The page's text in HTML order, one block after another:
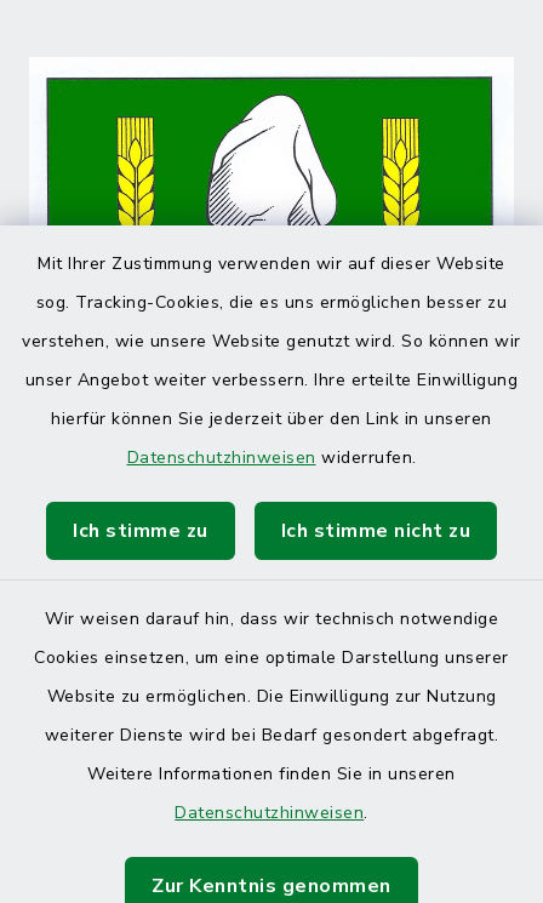
Mit Ihrer Zustimmung verwenden wir auf dieser Website
sog. Tracking-Cookies, die es uns ermöglichen besser zu
verstehen, wie unsere Website genutzt wird. So können wir
unser Angebot weiter verbessern. Ihre erteilte Einwilligung
hierfür können Sie jederzeit über den Link in unseren
Datenschutzhinweisen widerrufen.
Ich stimme zu Ich stimme nicht zu
Wir weisen darauf hin, dass wir technisch notwendige
Cookies einsetzen, um eine optimale Darstellung unserer
Website zu ermöglichen. Die Einwilligung zur Nutzung
weiterer Dienste wird bei Bedarf gesondert abgefragt.
Weitere Informationen finden Sie in unseren
Datenschutzhinweisen.
Zur Kenntnis genommen
Barrierefreiheit